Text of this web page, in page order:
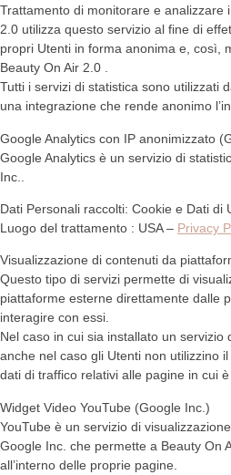
Trattamento di monitorare e analizzare
2.0 utilizza questo servizio al fine di
propri Utenti in forma anonima e, così,
Beauty On Air 2.0 .
Tutti i servizi di statistica sono utilizzati
una integrazione che rende anonimo
Google Analytics con IP anonimizzato
Google Analytics è un servizio di
Inc..
Dati Personali raccolti: Cookie e Dati di
Luogo del trattamento : USA – Privacy
Visualizzazione di contenuti da
Questo tipo di servizi permette di
piattaforme esterne direttamente dalle
interagire con essi.
Nel caso in cui sia installato un servizio
anche nel caso gli Utenti non utilizzino
dati di traffico relativi alle pagine in cui
Widget Video YouTube (Google Inc.)
YouTube è un servizio di
Google Inc. che permette a Beauty On
all’interno delle proprie pagine.